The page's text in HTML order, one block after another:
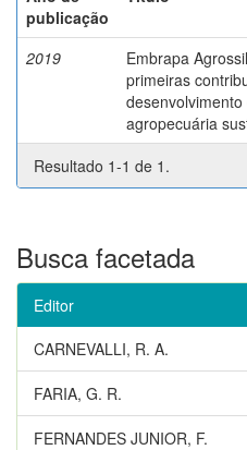
publicação
2019
Embrapa
primeiras
desenvolvimento
agropecuária
Resultado 1-1 de 1.
Busca facetada
Editor
CARNEVALLI, R. A.
FARIA, G. R.
FERNANDES JUNIOR, F.